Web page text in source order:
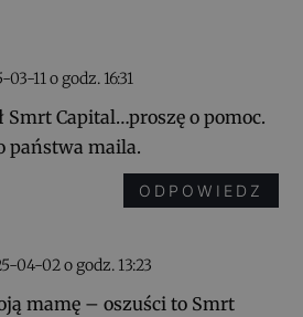
11 o godz. 16:31
Smrt Capital…proszę o pomoc.
państwa maila.
ODPOWIEDZ
04-02 o godz. 13:23
mamę – oszuści to Smrt